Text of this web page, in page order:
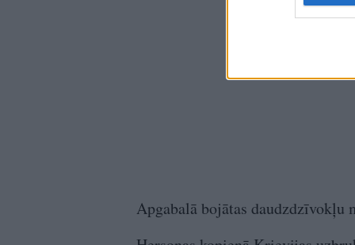
Apgabalā bojātas